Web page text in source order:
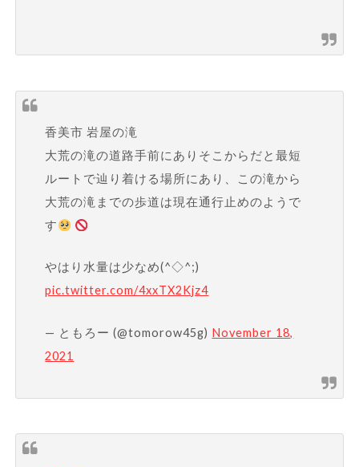
香美市 岩屋の滝
大荒の滝の道路手前にありそこからだと最短
ルートで辿り着ける場所にあり、この滝から
大荒の滝までの歩道は現在通行止めのようで
す
やはり水量は少なめ(^◇^;)
pic.twitter.com/4xxTX2Kjz4
— ともろー (@tomorow45g) November 18,
2021